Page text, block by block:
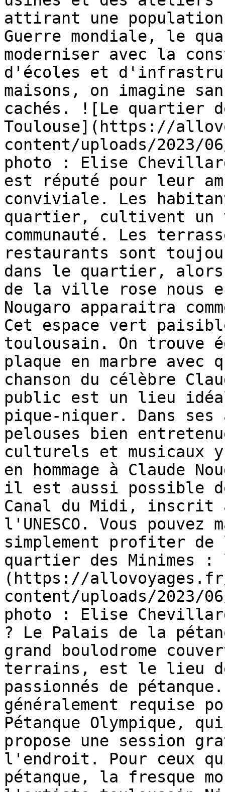
attirant une
Guerre mondiale, le
moderniser avec la
d'écoles et
maisons, on imagine
cachés. ![Le quartier
Toulouse](https://
content/uploads/2023/
photo : Elise
est réputé pour leur
conviviale. Les
quartier, cultivent un
communauté. Les
restaurants sont
dans le quartier, alors
de la ville rose nous
Nougaro apparaitra
Cet espace vert
toulousain. On trouve
plaque en marbre avec
chanson du célèbre
public est un lieu
pique-niquer. Dans
pelouses bien
culturels et musicaux
en hommage à Claude
il est aussi possible
Canal du Midi, inscrit
l'UNESCO. Vous
simplement profiter
quartier des Minimes :
(https://
content/uploads/2023/
photo : Elise
? Le Palais de la
grand boulodrome
terrains, est le lieu
passionnés de
généralement requise
Pétanque Olympique,
propose une session
l'endroit. Pour ceux
pétanque, la fresque